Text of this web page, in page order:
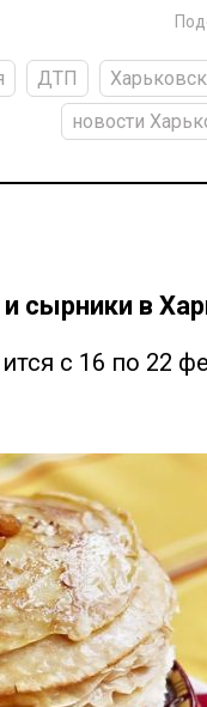
ДТП
новости
сырники в
с 16 по 22